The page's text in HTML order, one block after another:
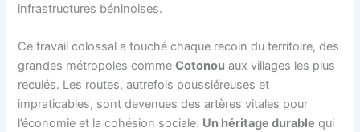
infrastructures béninoises.
Ce travail colossal a touché chaque recoin du territoire, des
grandes métropoles commeCotonou aux villages les plus
reculés. Les routes, autrefois poussiéreuses et
impraticables, sont devenues des artères vitales pour
l’économie et la cohésion sociale. Un héritage durable qui